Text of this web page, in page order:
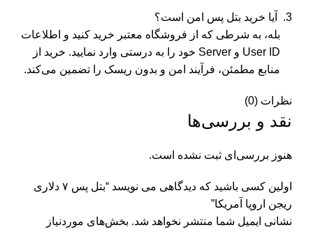
آیا خرید بتل پس امن است؟
بله، به شرطی که از فروشگاه معتبر خرید کنید و اطلاعات
User ID و Server خود را به درستی وارد نمایید. خرید از
منابع مطمئن، فرآیند امن و بدون ریسک را تضمین می‌کند.
نظرات (0)
نقد و بررسی‌ها
هنوز بررسی‌ای ثبت نشده است.
اولین کسی باشید که دیدگاهی می نویسد “بتل پس ۷ دلاری
ریجن اروپا آمریکا”
نشانی ایمیل شما منتشر نخواهد شد. بخش‌های موردنیاز